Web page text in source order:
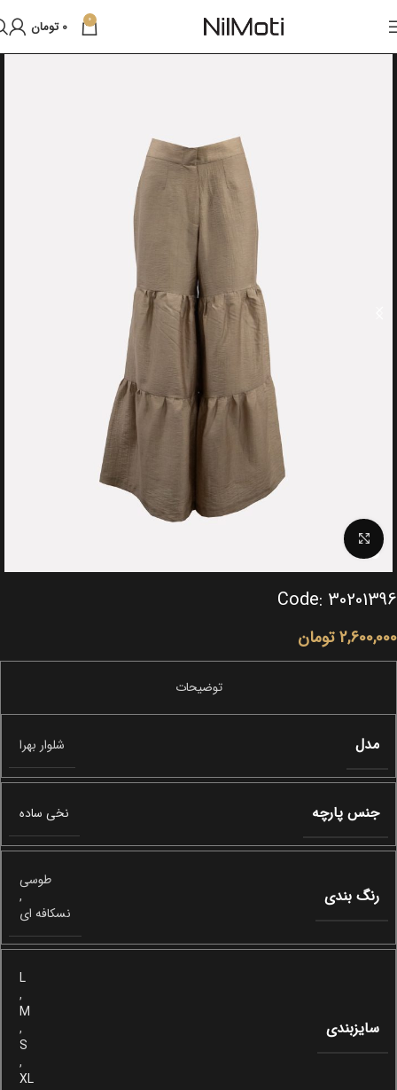
0
0 تومان
Click to enlarge
Code: 30201396
2,600,000 تومان
مدل شلوار بهرا
جنس پارچه نخی ساده
رنگ بندی
طوسی
,
نسکافه ای
سایزبندی
L
,
M
,
S
,
XL